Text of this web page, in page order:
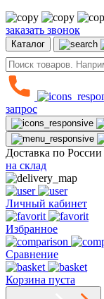
заказать звонок
Каталог
запрос
Доставка по России
на склад
Личный кабинет
Избранное
Сравнение
Корзина пуста